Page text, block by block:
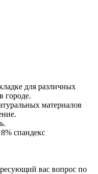
для различных
городе.
материалов
спандекс
вас вопрос по